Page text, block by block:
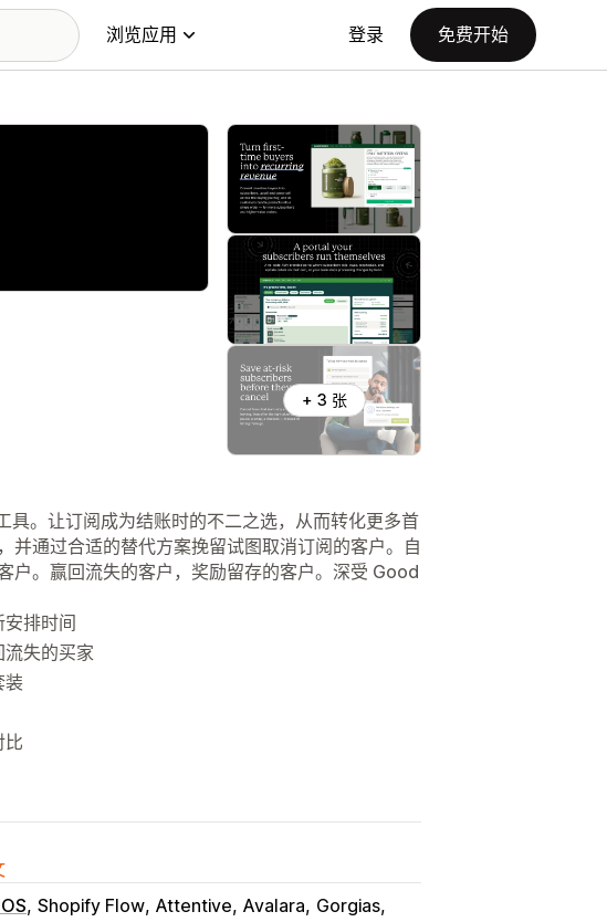
浏览应用 登录 免费开始
+ 3 张
。让订阅成为结账时的不二之选，从而转化更多首
并通过合适的替代方案挽留试图取消订阅的客户。自
户。赢回流失的客户，奖励留存的客户。深受 Good
排时间
失的买家
装
比
Shopify Flow Attentive Avalara Gorgias